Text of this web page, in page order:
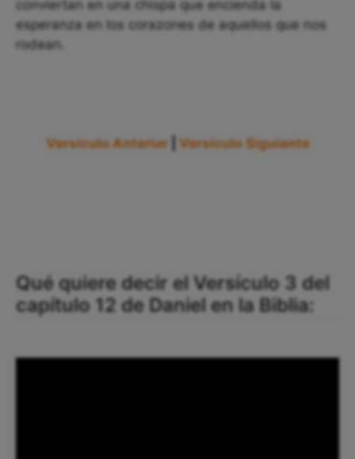
conviertan en una chispa que encienda la
esperanza en los corazones de aquellos que nos
rodean.
Versículo Anterior Versículo Siguiente
Qué quiere decir el Versículo 3 del
capítulo 12 de Daniel en la Biblia: